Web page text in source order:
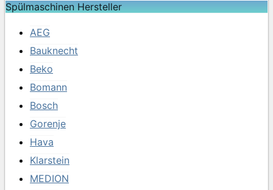
Spülmaschinen Hersteller
AEG
Bauknecht
Beko
Bomann
Bosch
Gorenje
Hava
Klarstein
MEDION